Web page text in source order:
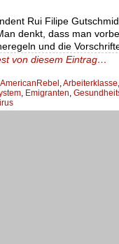
Rui Filipe
denkt, dass man
und die
von diesem Eintrag…
AmericanRebel ,Arbeiterklasse,
, Emigranten,